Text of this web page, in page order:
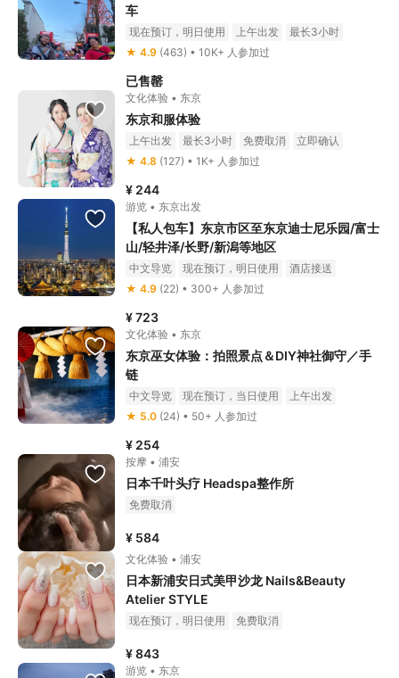
车
现在预订，明日使用 上午出发
最长3小时
免费取消
立即确认
★ 4.9 (463) • 10K+ 人参加过
已售罄
文化体验 • 东京
东京和服体验
上午出发 最长3小时 免费取消
立即确认
★ 4.8 (127) • 1K+ 人参加过
¥ 244
游览 • 东京出发
【私人包车】东京市区至东京迪士尼乐园/富士
山/轻井泽/长野/新潟等地区
中文导览 现在预订，明日使用
酒店接送
免费取消
立即确认
★ 4.9 (22) • 300+ 人参加过
¥ 723
文化体验 • 东京
东京巫女体验：拍照景点＆DIY神社御守／手
链
中文导览 现在预订，当日使用
上午出发
最长3小时
免费取消 立即确认
★ 5.0 (24) • 50+ 人参加过
¥ 254
按摩 • 浦安
日本千叶头疗 Headspa整作所
免费取消
¥ 584
文化体验 • 浦安
日本新浦安日式美甲沙龙 Nails&Beauty
Atelier STYLE
现在预订，明日使用 免费取消
¥ 843
游览 • 东京